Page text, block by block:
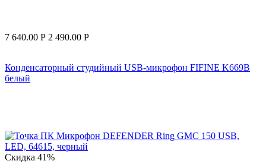
7 640.00 Р 2 490.00 Р
Конденсаторный студийный USB-микрофон FIFINE K669B
белый
Скидка 41%